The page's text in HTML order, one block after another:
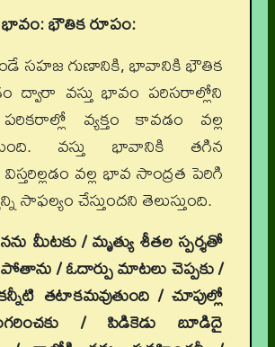
భావం: భౌతిక రూపం:
సహజ గుణానికి, భావానికి భౌతిక
ద్వారా వస్తు భావం పరిసరాల్లోని
వ్యక్తం కావడం వల్ల
వస్తు భావానికి తగిన
వల్ల భావ సాంద్రత పెరిగి
సాఫల్యం చేస్తుందని తెలుస్తుంది.
నను మీటకు / మృత్యు శీతల స్పర్శతో
పోతాను / ఓదార్పు మాటలు చెప్పకు /
తటాకమవుతుంది / చూపుల్లో
/ పిడికెడు బూడిదై